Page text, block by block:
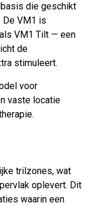
die geschikt
VM1 is
VM1 Tilt — een
de
stimuleert.
voor
vaste locatie
trilzones, wat
oplevert. Dit
waarin een